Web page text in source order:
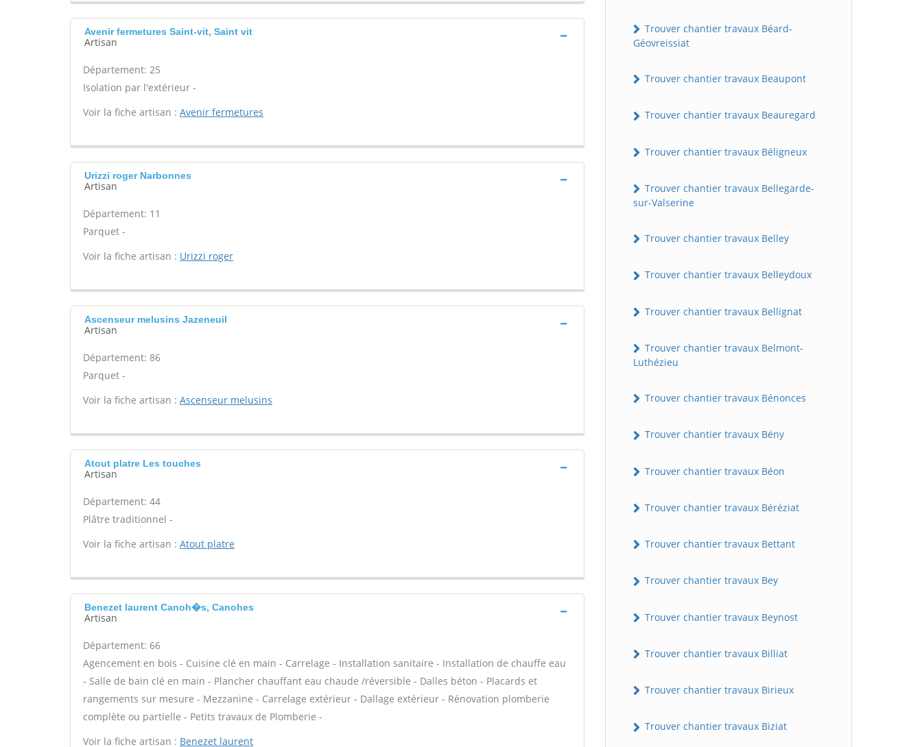
Avenir fermetures Saint-vit, Saint vit
Artisan
Département: 25
Isolation par l'extérieur -
Voir la fiche artisan : Avenir fermetures
Urizzi roger Narbonnes
Artisan
Département: 11
Parquet -
Voir la fiche artisan : Urizzi roger
Ascenseur melusins Jazeneuil
Artisan
Département: 86
Parquet -
Voir la fiche artisan : Ascenseur melusins
Atout platre Les touches
Artisan
Département: 44
Plâtre traditionnel -
Voir la fiche artisan : Atout platre
Benezet laurent Canoh�s, Canohes
Artisan
Département: 66
Agencement en bois - Cuisine clé en main - Carrelage - Installation sanitaire - Installation de chauffe eau
- Salle de bain clé en main - Plancher chauffant eau chaude /réversible - Dalles béton - Placards et
rangements sur mesure - Mezzanine - Carrelage extérieur - Dallage extérieur - Rénovation plomberie
complète ou partielle - Petits travaux de Plomberie -
Voir la fiche artisan : Benezet laurent
Trouver chantier travaux Béard-
Géovreissiat
Trouver chantier travaux Beaupont
Trouver chantier travaux Beauregard
Trouver chantier travaux Béligneux
Trouver chantier travaux Bellegarde-
sur-Valserine
Trouver chantier travaux Belley
Trouver chantier travaux Belleydoux
Trouver chantier travaux Bellignat
Trouver chantier travaux Belmont-
Luthézieu
Trouver chantier travaux Bénonces
Trouver chantier travaux Bény
Trouver chantier travaux Béon
Trouver chantier travaux Béréziat
Trouver chantier travaux Bettant
Trouver chantier travaux Bey
Trouver chantier travaux Beynost
Trouver chantier travaux Billiat
Trouver chantier travaux Birieux
Trouver chantier travaux Biziat